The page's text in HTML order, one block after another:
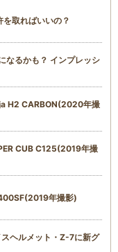
取ればいいの？
なるかも？ インプレッシ
H2 CARBON(2020年撮
CUB C125(2019年撮
年撮影)
ヘルメット・Z-7に新グ